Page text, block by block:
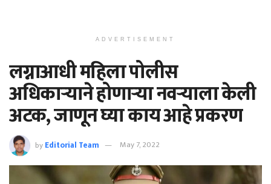
ADVERTISEMENT
लग्नाआधी महिला पोलीस
अधिकाऱ्याने होणाऱ्या नवऱ्याला केली
अटक, जाणून घ्या काय आहे प्रकरण
byEditorial Team May 7, 2022